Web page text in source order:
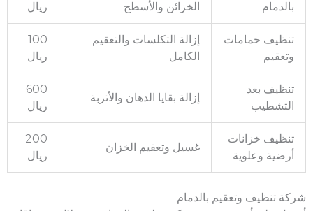
بالدمام
الخزائن والأسطح
ريال
تنظيف حمامات
وتعقيم
إزالة التكلسات والتعقيم
الكامل
100
ريال
تنظيف بعد
التشطيب
إزالة بقايا الدهان والأتربة
600
ريال
تنظيف خزانات
أرضية وعلوية
غسيل وتعقيم الخزان
200
ريال
شركة تنظيف وتعقيم بالدمام